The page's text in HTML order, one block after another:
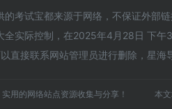
考试宝都来源于网络，不保证外部
实际控制，在2025年4月28日 下午
直接联系网站管理员进行删除，星海
用的网络站点资源收集与分享！ 本